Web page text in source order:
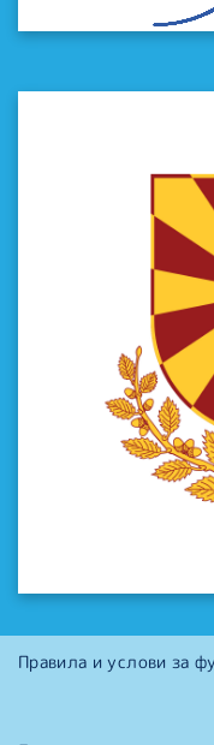
Правила и услови за